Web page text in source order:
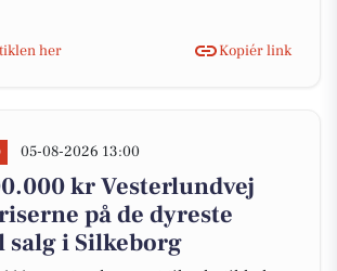
her
Kopiér link
05-08-2026 13:00
kr Vesterlundvej
på de dyreste
i Silkeborg